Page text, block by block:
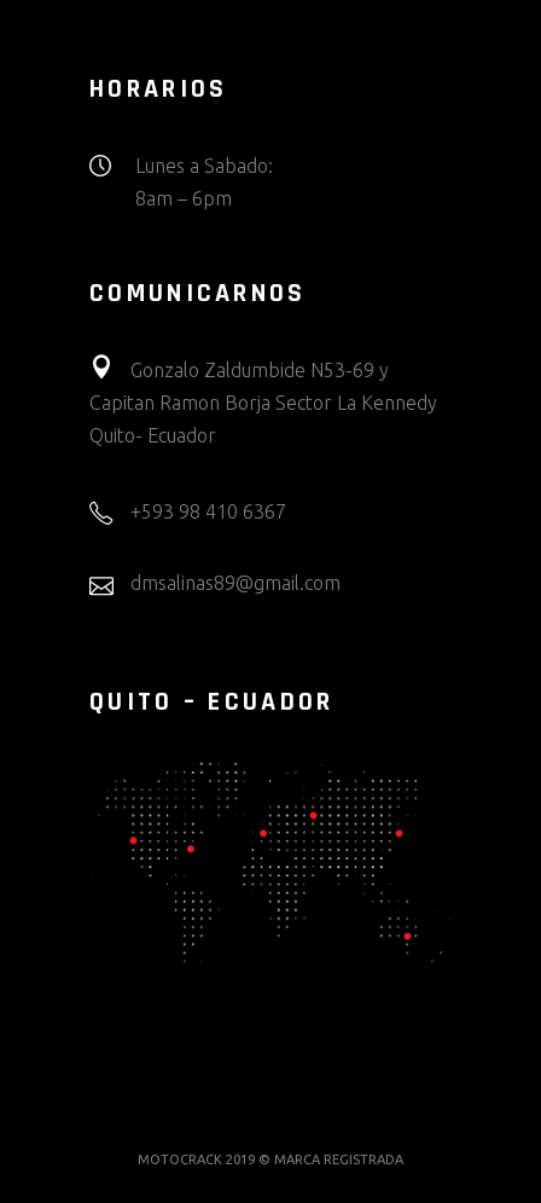
HORARIOS
Lunes a Sabado:
8am – 6pm
COMUNICARNOS
Gonzalo Zaldumbide N53-69 y
Capitan Ramon Borja Sector La Kennedy
Quito- Ecuador
+593 98 410 6367
dmsalinas89@gmail.com
QUITO – ECUADOR
MOTOCRACK 2019 © MARCA REGISTRADA